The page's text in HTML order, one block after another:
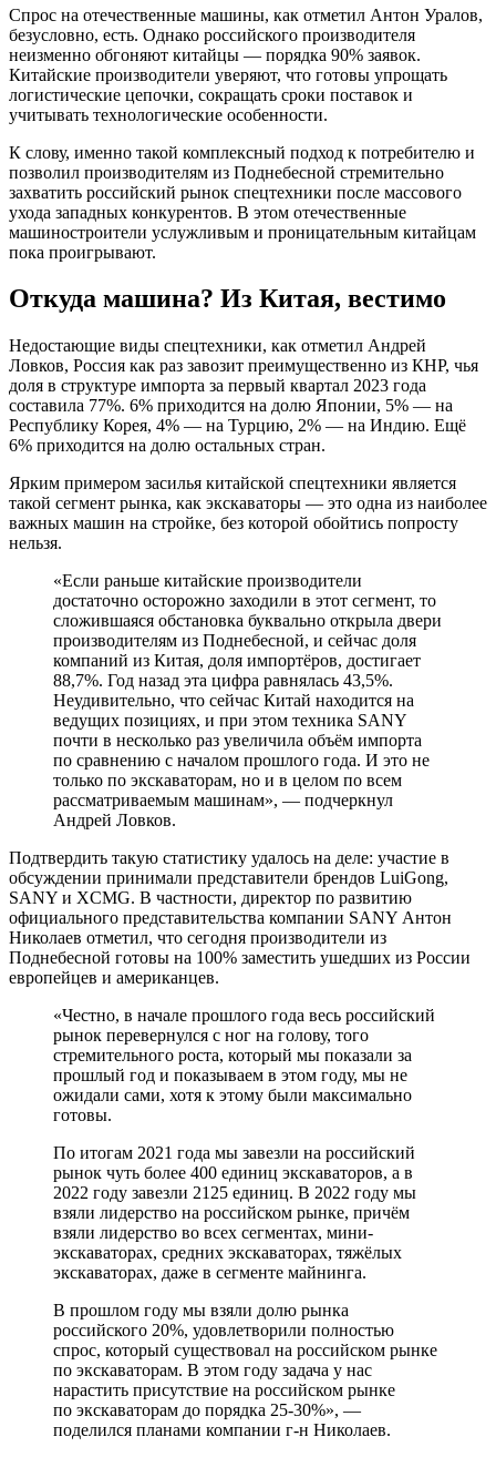
Спрос на отечественные машины, как отметил Антон Уралов,
безусловно, есть. Однако российского производителя
неизменно обгоняют китайцы — порядка 90% заявок.
Китайские производители уверяют, что готовы упрощать
логистические цепочки, сокращать сроки поставок и
учитывать технологические особенности.
К слову, именно такой комплексный подход к потребителю и
позволил производителям из Поднебесной стремительно
захватить российский рынок спецтехники после массового
ухода западных конкурентов. В этом отечественные
машиностроители услужливым и проницательным китайцам
пока проигрывают.
Откуда машина? Из Китая, вестимо
Недостающие виды спецтехники, как отметил Андрей
Ловков, Россия как раз завозит преимущественно из КНР, чья
доля в структуре импорта за первый квартал 2023 года
составила 77%. 6% приходится на долю Японии, 5% — на
Республику Корея, 4% — на Турцию, 2% — на Индию. Ещё
6% приходится на долю остальных стран.
Ярким примером засилья китайской спецтехники является
такой сегмент рынка, как экскаваторы — это одна из наиболее
важных машин на стройке, без которой обойтись попросту
нельзя.
«Если раньше китайские производители
достаточно осторожно заходили в этот сегмент, то
сложившаяся обстановка буквально открыла двери
производителям из Поднебесной, и сейчас доля
компаний из Китая, доля импортёров, достигает
88,7%. Год назад эта цифра равнялась 43,5%.
Неудивительно, что сейчас Китай находится на
ведущих позициях, и при этом техника SANY
почти в несколько раз увеличила объём импорта
по сравнению с началом прошлого года. И это не
только по экскаваторам, но и в целом по всем
рассматриваемым машинам», — подчеркнул
Андрей Ловков.
Подтвердить такую статистику удалось на деле: участие в
обсуждении принимали представители брендов LuiGong,
SANY и XCMG. В частности, директор по развитию
официального представительства компании SANY Антон
Николаев отметил, что сегодня производители из
Поднебесной готовы на 100% заместить ушедших из России
европейцев и американцев.
«Честно, в начале прошлого года весь российский
рынок перевернулся с ног на голову, того
стремительного роста, который мы показали за
прошлый год и показываем в этом году, мы не
ожидали сами, хотя к этому были максимально
готовы.
По итогам 2021 года мы завезли на российский
рынок чуть более 400 единиц экскаваторов, а в
2022 году завезли 2125 единиц. В 2022 году мы
взяли лидерство на российском рынке, причём
взяли лидерство во всех сегментах, мини-
экскаваторах, средних экскаваторах, тяжёлых
экскаваторах, даже в сегменте майнинга.
В прошлом году мы взяли долю рынка
российского 20%, удовлетворили полностью
спрос, который существовал на российском рынке
по экскаваторам. В этом году задача у нас
нарастить присутствие на российском рынке
по экскаваторам до порядка 25-30%», —
поделился планами компании г-н Николаев.